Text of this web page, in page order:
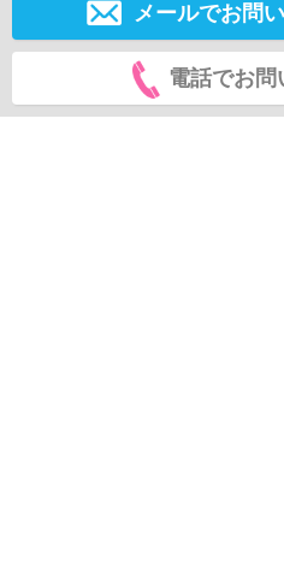
メールでお問
電話でお問